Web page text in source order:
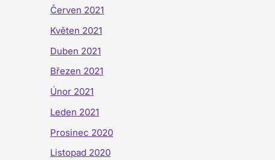
Červen 2021
Květen 2021
Duben 2021
Březen 2021
Únor 2021
Leden 2021
Prosinec 2020
Listopad 2020